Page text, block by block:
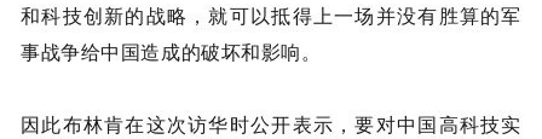
和科技创新的战略，就可以抵得上一场并没有胜算的军
事战争给中国造成的破坏和影响。
因此布林肯在这次访华时公开表示，要对中国高科技实